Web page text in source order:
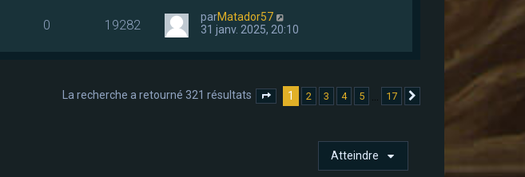
0 19282 parMatador57
31 janv. 2025, 20:10
La recherche a retourné 321 résultats Page sur 17
1 2 3 4 5 17 Suivant
Atteindre